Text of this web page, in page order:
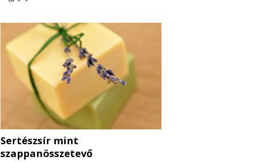
Sertészsír mint
szappanösszetevő